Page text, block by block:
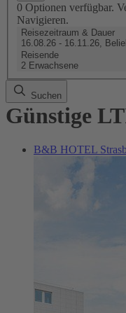
0 Optionen verfügbar.
Navigieren.
Reisezeitraum & Dauer
16.08.26 - 16.11.26,
Reisende
2 Erwachsene
Suchen
Günstige
B&B HOTEL